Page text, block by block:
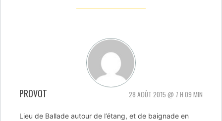
28 AOÛT 2015 @ 7 H 09 MIN
PROVOT
Lieu de Ballade autour de l’étang, et de baignade en